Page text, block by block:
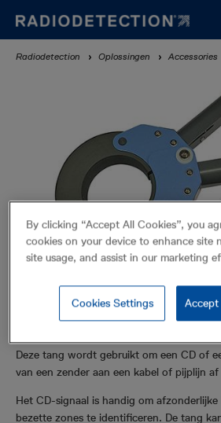
naar
Kruimelpad
Radiodetection Oplossingen Accessories
CD (SR) zendtang
Deze tang wordt gebruikt om een CD of
van een zender aan een kabel of pijplijn
Het CD-signaal is handig om
bezette zones te identificeren. De tang
By clicking “Accept All Cookies”, you
cookies on your device to enhance site
site usage, and assist in our marketing
Accept
Cookies Settings